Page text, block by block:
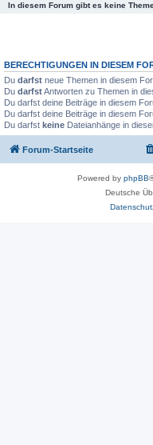
In diesem Forum gibt es keine
BERECHTIGUNGEN IN DIESEM
Du darfst neue Themen in diesem
Du darfstAntworten zu Themen in
Du darfst deine Beiträge in diesem
Du darfst deine Beiträge in diesem
Du darfst keine Dateianhänge in
Forum-Startseite
Powered by phpBB
Deutsche